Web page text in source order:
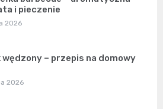
i pieczenie
2026
wędzony – przepis na domowy
2026